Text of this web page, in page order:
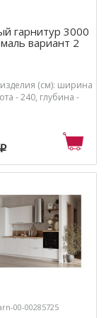
гарнитур 3000
вариант 2
(см): ширина
- 240, глубина -
p
00-00285725